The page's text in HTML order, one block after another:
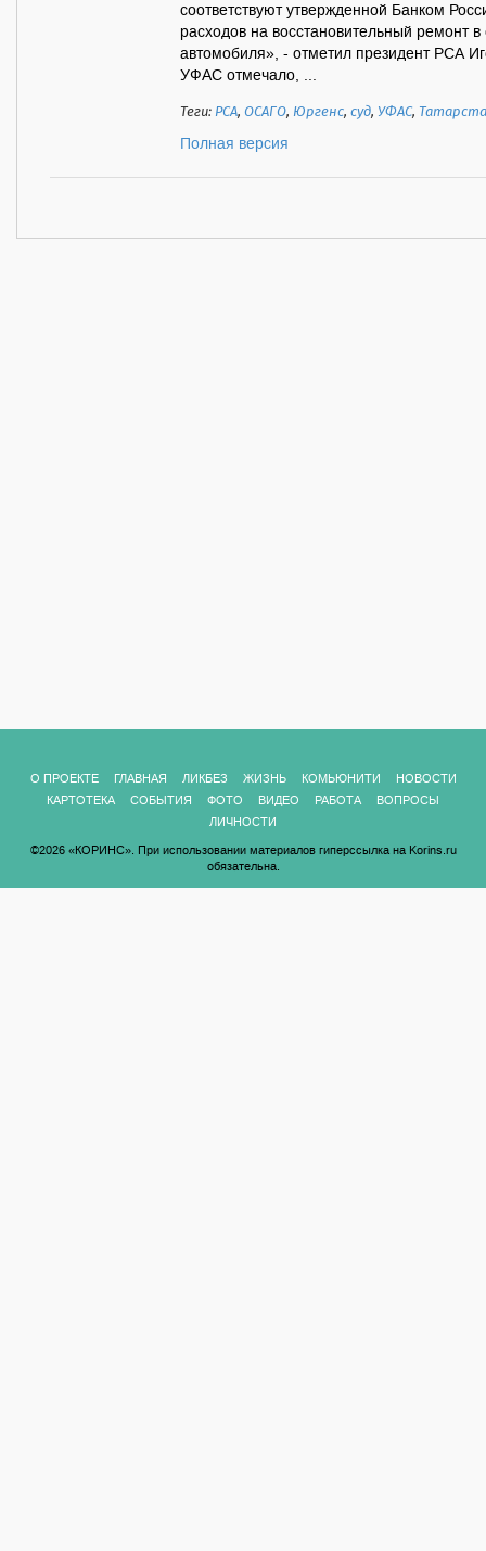
соответствуют утвержденной Банком
расходов на восстановительный ремонт
автомобиля», - отметил президент РСА
УФАС отмечало, ...
Теги:РСА,ОСАГО, Юргенс,суд, УФАС,
Полная версия
О ПРОЕКТЕ ГЛАВНАЯ ЛИКБЕЗ ЖИЗНЬ КОМЬЮНИТИ
НОВОСТИ
КАРТОТЕКА
СОБЫТИЯ ФОТО ВИДЕО РАБОТА
ВОПРОСЫ
ЛИЧНОСТИ
©2026 «КОРИНС». При использовании материалов гиперссылка на Korins.ru
обязательна.